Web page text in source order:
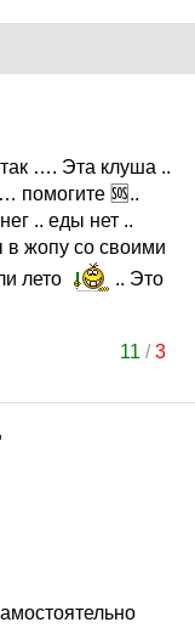
…. Эта клуша ..
… помогите 🆘..
.. еды нет ..
в жопу со своими
лето
.. Это
11 /3